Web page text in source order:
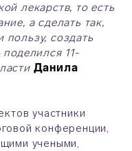
лекарств, то есть
а сделать так,
создать
11-
Данила
участники
конференции,
учеными,